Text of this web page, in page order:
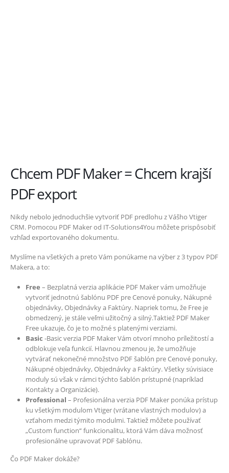
Chcem PDF Maker = Chcem krajší
PDF export
Nikdy nebolo jednoduchšie vytvoriť PDF predlohu z Vášho Vtiger
CRM. Pomocou PDF Maker od IT-Solutions4You môžete prispôsobiť
vzhľad exportovaného dokumentu.
Myslíme na všetkých a preto Vám ponúkame na výber z 3 typov PDF
Makera, a to:
Free – Bezplatná verzia aplikácie PDF Maker vám umožňuje
vytvoriť jednotnú šablónu PDF pre Cenové ponuky, Nákupné
objednávky, Objednávky a Faktúry. Napriek tomu, že Free je
obmedzený, je stále veľmi užitočný a silný.Taktiež PDF Maker
Free ukazuje, čo je to možné s platenými verziami.
Basic -Basic verzia PDF Maker Vám otvorí mnoho príležitostí a
odblokuje veľa funkcií. Hlavnou zmenou je, že umožňuje
vytvárať nekonečné množstvo PDF šablón pre Cenové ponuky,
Nákupné objednávky, Objednávky a Faktúry. Všetky súvisiace
moduly sú však v rámci týchto šablón prístupné (napríklad
Kontakty a Organizácie).
Professional – Profesionálna verzia PDF Maker ponúka prístup
ku všetkým modulom Vtiger (vrátane vlastných modulov) a
vzťahom medzi týmito modulmi. Taktiež môžete používať
„Custom function“ funkcionalitu, ktorá Vám dáva možnosť
profesionálne upravovať PDF šablónu.
Čo PDF Maker dokáže?